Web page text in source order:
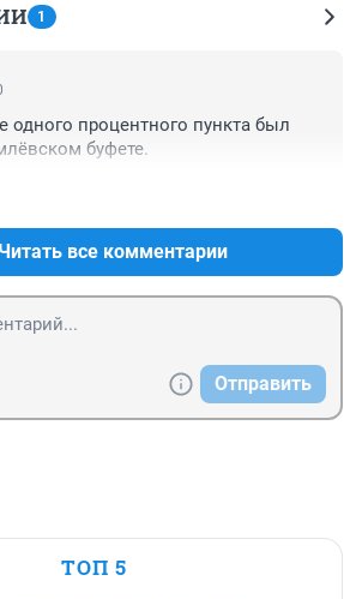
1
одного процентного пункта был
буфете.
Читать все комментарии
Отправить
ТОП 5